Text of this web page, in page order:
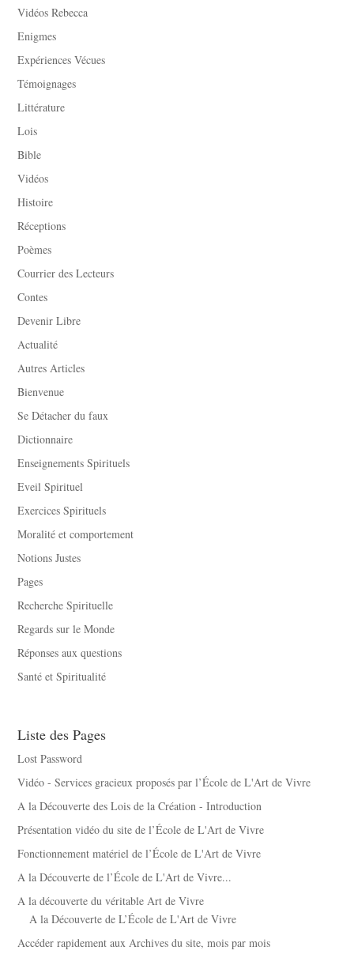
Vidéos Rebecca
Enigmes
Expériences Vécues
Témoignages
Littérature
Lois
Bible
Vidéos
Histoire
Réceptions
Poèmes
Courrier des Lecteurs
Contes
Devenir Libre
Actualité
Autres Articles
Bienvenue
Se Détacher du faux
Dictionnaire
Enseignements Spirituels
Eveil Spirituel
Exercices Spirituels
Moralité et comportement
Notions Justes
Pages
Recherche Spirituelle
Regards sur le Monde
Réponses aux questions
Santé et Spiritualité
Liste des Pages
Lost Password
Vidéo - Services gracieux proposés par l’École de L'Art de Vivre
A la Découverte des Lois de la Création - Introduction
Présentation vidéo du site de l’École de L'Art de Vivre
Fonctionnement matériel de l’École de L'Art de Vivre
A la Découverte de l’École de L'Art de Vivre...
A la découverte du véritable Art de Vivre
A la Découverte de L’École de L'Art de Vivre
Accéder rapidement aux Archives du site, mois par mois